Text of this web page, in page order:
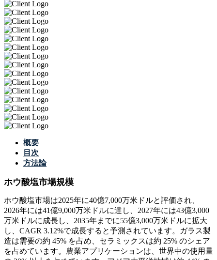
概要
目次
方法論
ホウ酸塩市場規模
ホウ酸塩市場は2025年に40億7,000万米ドルと評価され、
2026年には41億9,000万米ドルに達し、2027年には43億3,000
万米ドルに成長し、2035年までに55億3,000万米ドルに拡大
し、CAGR 3.12%で成長すると予測されています。ガラス製
造は需要の約 45% を占め、セラミックスは約 25% のシェア
を占めています。農業アプリケーションは、世界中の使用量